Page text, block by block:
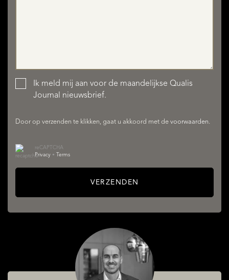
Ik meld mij aan voor de maandelijkse Qualis
Journal nieuwsbrief.
Door op verzenden te klikken, gaat u akkoord met de voorwaarden.
reCAPTCHA
Privacy • Terms
VERZENDEN
AANBOD